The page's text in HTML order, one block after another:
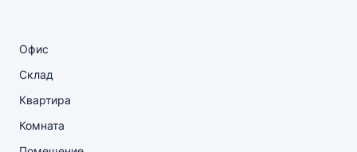
Офис
Склад
Квартира
Комната